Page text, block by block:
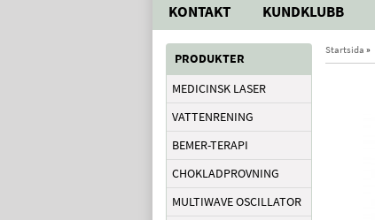
KONTAKT KUNDKLUBB
PRODUKTER
MEDICINSK LASER
VATTENRENING
BEMER-TERAPI
CHOKLADPROVNING
MULTIWAVE OSCILLATOR
Startsida »